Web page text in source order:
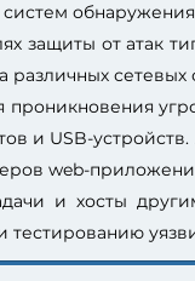
систем
защиты от атак
сетевых
и USB-
web-
и хосты
тестированию